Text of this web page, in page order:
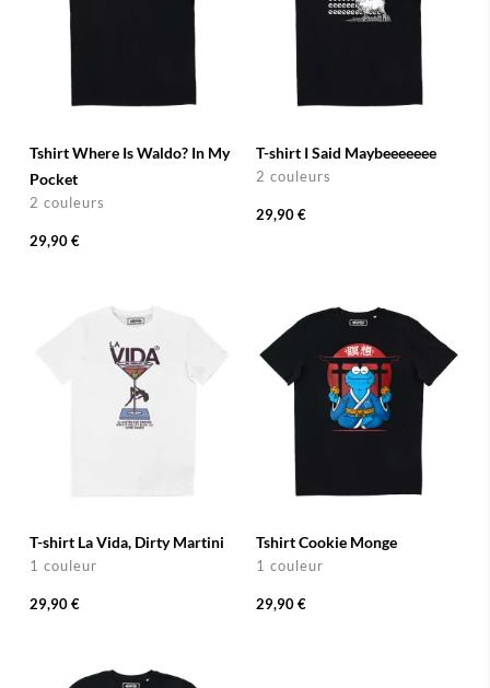
Tshirt Where Is Waldo? In My
Pocket
2 couleurs
29,90 €
T-shirt I Said Maybeeeeeee
2 couleurs
29,90 €
T-shirt La Vida, Dirty Martini
1 couleur
29,90 €
Tshirt Cookie Monge
1 couleur
29,90 €